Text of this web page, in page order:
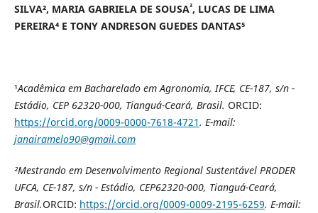
SILVA², MARIA GABRIELA DE SOUSA³, LUCAS DE LIMA
PEREIRA⁴ E TONY ANDRESON GUEDES DANTAS⁵
¹Acadêmica em Bacharelado em Agronomia, IFCE, CE-187, s/n -
Estádio, CEP 62320-000, Tianguá-Ceará, Brasil. ORCID:
https://orcid.org/0009-0000-7618-4721. E-mail:
janairamelo90@gmail.com
²Mestrando em Desenvolvimento Regional Sustentável PRODER
UFCA, CE-187, s/n - Estádio, CEP62320-000, Tianguá-Ceará,
Brasil.ORCID: https://orcid.org/0009-0009-2195-6259. E-mail: